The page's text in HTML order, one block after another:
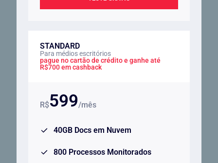
STANDARD
Para médios escritórios
pague no cartão de crédito e ganhe até
R$700 em cashback
R$599/mês
40GB Docs em Nuvem
800 Processos Monitorados